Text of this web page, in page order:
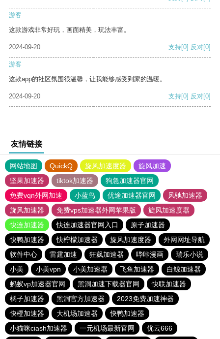
游客
这款游戏非常好玩，画面精美，玩法丰富。
2024-09-20 支持[0] 反对[0]
游客
这款app的社区氛围很温馨，让我能够感受到家的温暖。
2024-09-20 支持[0] 反对[0]
友情链接
网站地图 QuickQ 旋风加速度器
旋风加速
坚果加速器
tiktok加速器
狗急加速器官网
免费vqn外网加速
小蓝鸟 优途加速器官网
风驰加速器
旋风加速器
免费vps加速器外网苹果版
旋风加速度器
快连加速器
快连加速器官网入口
原子加速器
快鸭加速器
快柠檬加速器 旋风加速度器
外网网址导航
软件中心
雷霆加速 狂飙加速器 哔咔漫画
瑞乐小说
小美
小美vpn 小美加速器 飞鱼加速器
白鲸加速器
蚂蚁vp加速器官网
黑洞加速下载器官网
快联加速器
橘子加速器
黑洞官方加速器
2023免费加速神器
快橙加速器
大机场加速器
快鸭加速器
小猫咪ciash加速器
一元机场最新官网 优云666